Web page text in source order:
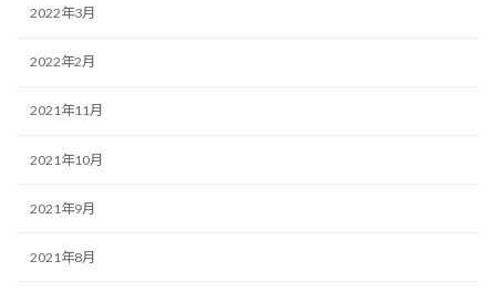
2022年3月
2022年2月
2021年11月
2021年10月
2021年9月
2021年8月